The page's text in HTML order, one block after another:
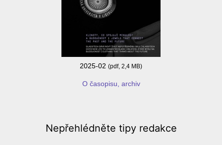
2025-02 (pdf, 2,4 MB)
O časopisu, archiv
Nepřehlédněte tipy redakce